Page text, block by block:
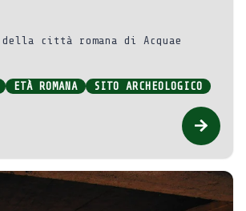
città romana di Acquae
ETÀ ROMANA SITO ARCHEOLOGICO